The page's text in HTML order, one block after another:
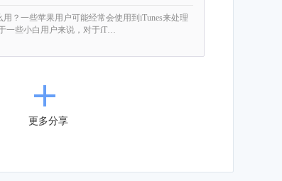
用？一些苹果用户可能经常会使用到iTunes来处理
一些小白用户来说，对于iT…
更多分享